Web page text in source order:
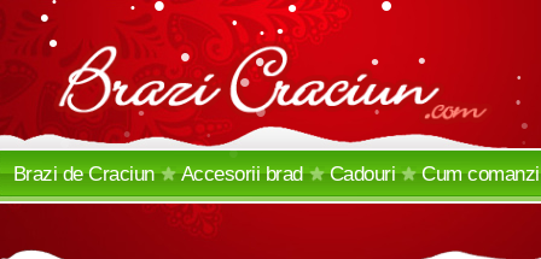
•
•
•
•
•
•
•
•
•
•
•
•
•
•
•
•
• •
Brazi de Craciun Accesoriibrad Cadouri Cum comanzi